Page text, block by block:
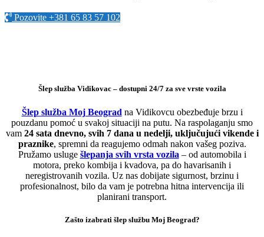
Pozovite +381 65 83 57 102
Šlep služba Vidikovac – dostupni 24/7 za sve vrste vozila
Šlep služba Moj Beograd na Vidikovcu obezbeđuje brzu i
pouzdanu pomoć u svakoj situaciji na putu. Na raspolaganju smo
vam 24 sata dnevno, svih 7 dana u nedelji, uključujući vikende i
praznike, spremni da reagujemo odmah nakon vašeg poziva.
Pružamo usluge šlepanja svih vrsta vozila – od automobila i
motora, preko kombija i kvadova, pa do havarisanih i
neregistrovanih vozila. Uz nas dobijate sigurnost, brzinu i
profesionalnost, bilo da vam je potrebna hitna intervencija ili
planirani transport.
Zašto izabrati šlep službu Moj Beograd?